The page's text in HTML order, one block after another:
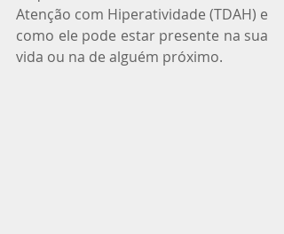
Atenção com Hiperatividade (TDAH) e
como ele pode estar presente na sua
vida ou na de alguém próximo.